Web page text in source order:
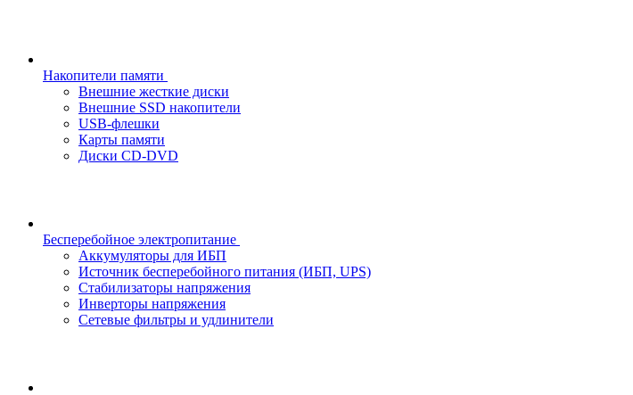
Накопители памяти
Внешние жесткие диски
Внешние SSD накопители
USB-флешки
Карты памяти
Диски CD-DVD
Бесперебойное электропитание
Аккумуляторы для ИБП
Источник бесперебойного питания (ИБП, UPS)
Стабилизаторы напряжения
Инверторы напряжения
Сетевые фильтры и удлинители